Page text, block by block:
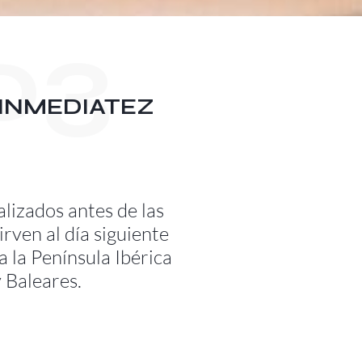
antes de las
al día siguiente
la Península Ibérica
Baleares.